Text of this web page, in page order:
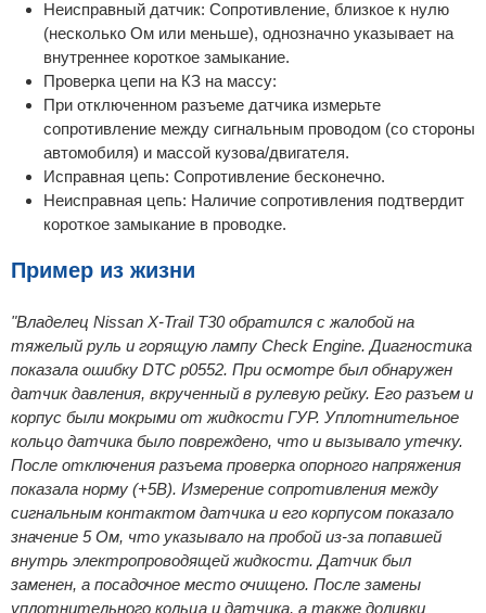
Неисправный датчик: Сопротивление, близкое к нулю
(несколько Ом или меньше), однозначно указывает на
внутреннее короткое замыкание.
Проверка цепи на КЗ на массу:
При отключенном разъеме датчика измерьте
сопротивление между сигнальным проводом (со стороны
автомобиля) и массой кузова/двигателя.
Исправная цепь: Сопротивление бесконечно.
Неисправная цепь: Наличие сопротивления подтвердит
короткое замыкание в проводке.
Пример из жизни
"Владелец Nissan X-Trail T30 обратился с жалобой на
тяжелый руль и горящую лампу Check Engine. Диагностика
показала ошибку DTC p0552. При осмотре был обнаружен
датчик давления, вкрученный в рулевую рейку. Его разъем и
корпус были мокрыми от жидкости ГУР. Уплотнительное
кольцо датчика было повреждено, что и вызывало утечку.
После отключения разъема проверка опорного напряжения
показала норму (+5В). Измерение сопротивления между
сигнальным контактом датчика и его корпусом показало
значение 5 Ом, что указывало на пробой из-за попавшей
внутрь электропроводящей жидкости. Датчик был
заменен, а посадочное место очищено. После замены
уплотнительного кольца и датчика, а также доливки